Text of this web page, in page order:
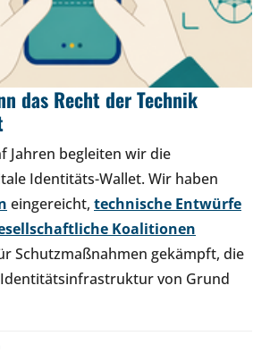
das Recht der Technik
Jahren begleiten wir die
Identitäts-Wallet. Wir haben
eingereicht, technische Entwürfe
Koalitionen
Schutzmaßnahmen gekämpft, die
von Grund